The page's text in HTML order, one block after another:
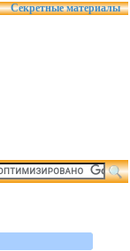
Секретные материалы